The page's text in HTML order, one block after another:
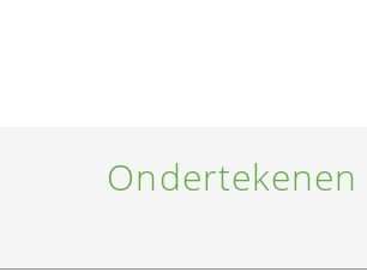
Ondertekenen